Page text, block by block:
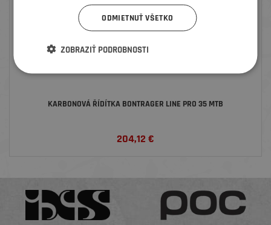
KARBONOVÁ ŘÍDÍTKA BONTRAGER LINE PRO 35 MTB
204,12 €
ODMIETNUŤ VŠETKO
ZOBRAZIŤ PODROBNOSTI